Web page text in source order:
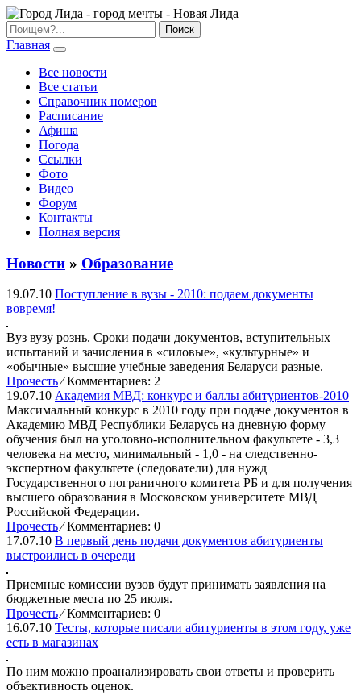
Главная
Все новости
Все статьи
Справочник номеров
Расписание
Афиша
Погода
Ссылки
Фото
Видео
Форум
Контакты
Полная версия
Новости » Образование
19.07.10 Поступление в вузы - 2010: подаем документы
вовремя!
Вуз вузу рознь. Сроки подачи документов, вступительных
испытаний и зачисления в «силовые», «культурные» и
«обычные» высшие учебные заведения Беларуси разные.
Прочесть ⁄Комментариев: 2
19.07.10 Академия МВД: конкурс и баллы абитуриентов-2010
Максимальный конкурс в 2010 году при подаче документов в
Академию МВД Республики Беларусь на дневную форму
обучения был на уголовно-исполнительном факультете - 3,3
человека на место, минимальный - 1,0 - на следственно-
экспертном факультете (следователи) для нужд
Государственного пограничного комитета РБ и для получения
высшего образования в Московском университете МВД
Российской Федерации.
Прочесть ⁄Комментариев: 0
17.07.10 В первый день подачи документов абитуриенты
выстроились в очереди
Приемные комиссии вузов будут принимать заявления на
бюджетные места по 25 июля.
Прочесть ⁄Комментариев: 0
16.07.10 Тесты, которые писали абитуриенты в этом году, уже
есть в магазинах
По ним можно проанализировать свои ответы и проверить
объективность оценок.